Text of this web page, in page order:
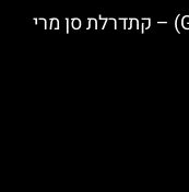
קתדרלת גירונה (Girona Cathedral) – קתדרלת סן מרי